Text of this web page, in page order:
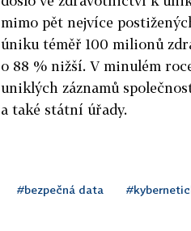
mimo pět nejvíce
úniku téměř 100 milionů
o 88 % nižší. V minulém
uniklých záznamů
a také státní úřady.
#bezpečná data